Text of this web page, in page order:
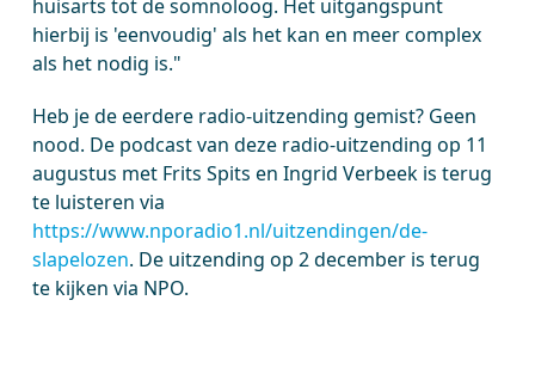
huisarts tot de somnoloog. Het uitgangspunt
hierbij is 'eenvoudig' als het kan en meer complex
als het nodig is."
Heb je de eerdere radio-uitzending gemist? Geen
nood. De podcast van deze radio-uitzending op 11
augustus met Frits Spits en Ingrid Verbeek is terug
te luisteren via
https://www.nporadio1.nl/uitzendingen/de-
slapelozen. De uitzending op 2 december is terug
te kijken via NPO.